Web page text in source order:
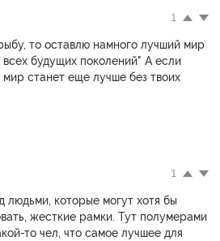
1
то оставлю намного лучший мир
всех будущих поколений" А если
станет еще лучше без твоих
1
людьми, которые могут хотя бы
жесткие рамки. Тут полумерами
то чел, что самое лучшее для